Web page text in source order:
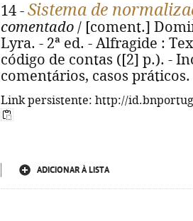
14 - Sistema de
comentado / [coment.]
Lyra. - 2ª ed. - Alfragide :
código de contas ([2] p.). -
comentários, casos práticos.
Link persistente: http://
ADICIONAR À LISTA